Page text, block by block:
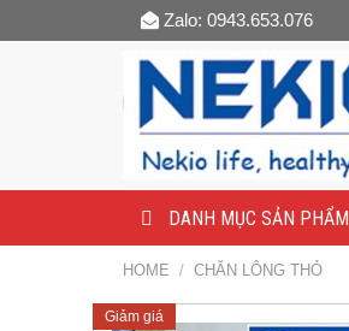
to
Zalo: 0943.653.076
DANH MỤC SẢN PHẨM
HOME / CHĂN LÔNG THỎ
Giảm giá